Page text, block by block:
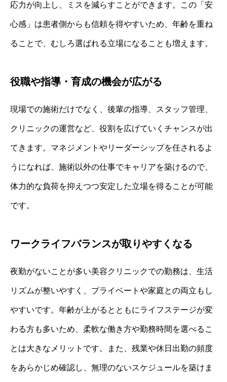
応力が向上し、ミスを減らすことができます。この「安
心感」は患者側からも信頼を得やすいため、年齢を重ね
ることで、むしろ選ばれる立場になることも増えます。
役職や指導・育成の機会が広がる
現場での施術だけでなく、後輩の指導、スタッフ管理、
クリニックの運営など、役割を広げていくチャンスが出
てきます。マネジメントやリーダーシップを任されるよ
うになれば、施術以外の仕事でキャリアを築けるので、
体力的な負荷を抑えつつ安定した立場を得ることが可能
です。
ワークライフバランスが取りやすくなる
夜勤がないことが多い美容クリニックでの勤務は、生活
リズムが整いやすく、プライベートや家庭との両立もし
やすいです。年齢が上がるとともにライフステージが変
わる方も多いため、柔軟な働き方や勤務時間を選べるこ
とは大きなメリットです。また、残業や休日出勤の頻度
をあらかじめ確認し、無理のないスケジュールを築けま